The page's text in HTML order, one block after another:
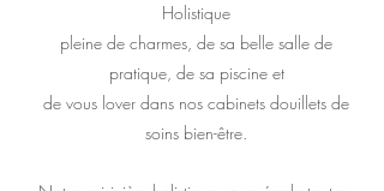
Holistique
pleine de charmes, de sa belle salle de
pratique, de sa piscine et
de vous lover dans nos cabinets douillets de
soins bien-être.